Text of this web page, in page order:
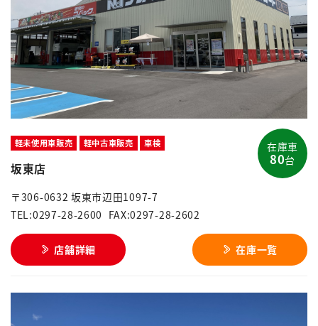
軽未使用車販売 軽中古車販売 車検
坂東店
〒306-0632 坂東市辺田1097-7
TEL:0297-28-2600 FAX:0297-28-2602
店舗詳細 在庫一覧
在庫車
80台